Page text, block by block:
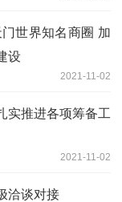
世界知名商圈 加
设
2021-11-02
实推进各项筹备工
2021-11-02
洽谈对接